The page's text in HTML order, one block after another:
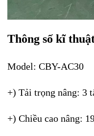
Thông số kĩ
Model: CBY-AC30
+) Tải trọng nâng: 3
+) Chiều cao nâng: